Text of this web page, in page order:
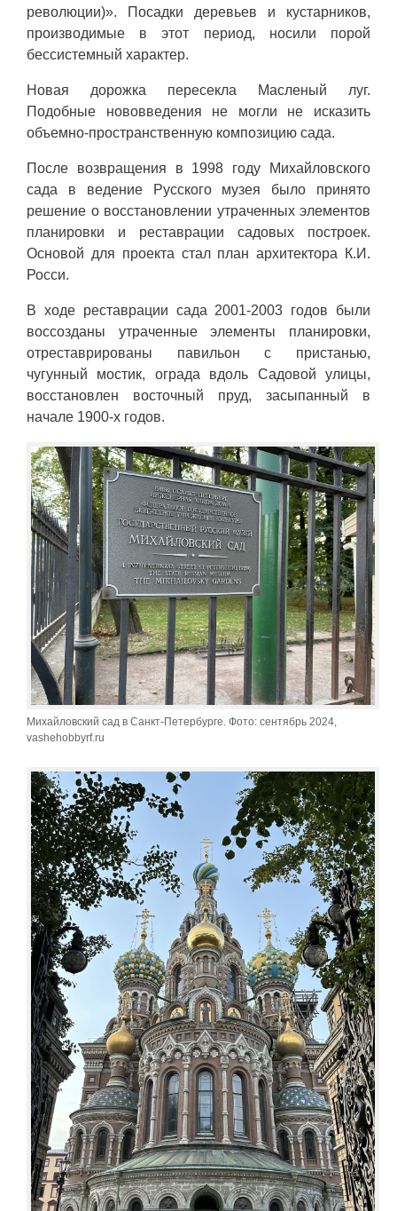
революции)». Посадки деревьев и кустарников,
производимые в этот период, носили порой
бессистемный характер.
Новая дорожка пересекла Масленый луг.
Подобные нововведения не могли не исказить
объемно-пространственную композицию сада.
После возвращения в 1998 году Михайловского
сада в ведение Русского музея было принято
решение о восстановлении утраченных элементов
планировки и реставрации садовых построек.
Основой для проекта стал план архитектора К.И.
Росси.
В ходе реставрации сада 2001-2003 годов были
воссозданы утраченные элементы планировки,
отреставрированы павильон с пристанью,
чугунный мостик, ограда вдоль Садовой улицы,
восстановлен восточный пруд, засыпанный в
начале 1900-х годов.
Михайловский сад в Санкт-Петербурге. Фото: сентябрь 2024,
vashehobbyrf.ru